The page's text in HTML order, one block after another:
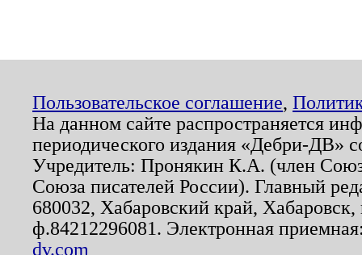
Пользовательское соглашение,
На данном сайте распространяется
периодического издания «Дебри-ДВ»
Учредитель: Пронякин К.А. (член
Союза писателей России). Главный
680032, Хабаровский край,
ф.84212296081. Электронная
dv.com